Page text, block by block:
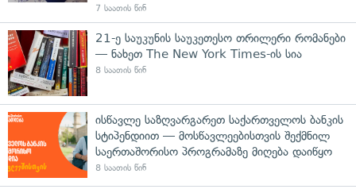
7 საათის წინ
21-ე საუკუნის საუკეთესო თრილერი რომანები
— ნახეთ The New York Times-ის სია
8 საათის წინ
ისწავლე საზღვარგარეთ საქართველოს ბანკის
სტიპენდიით — მოსწავლეებისთვის შექმნილ
საერთაშორისო პროგრამაზე მიღება დაიწყო
8 საათის წინ